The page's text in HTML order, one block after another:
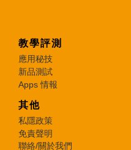
教學評測
應用秘技
新品測試
Apps 情報
其他
私隱政策
免責聲明
聯絡/關於我們